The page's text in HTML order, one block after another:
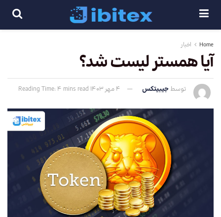
Home اخبار
آیا همستر لیست شد؟
توسط جیبیتکس 4 مهر 1403 Reading Time: 4 mins read